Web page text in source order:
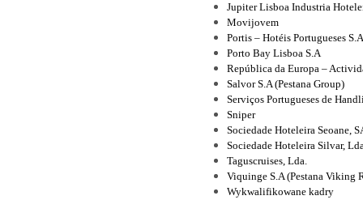
Jupiter Lisboa Industria
Movijovem
Portis – Hotéis Portugueses S.A
Porto Bay Lisboa S.A
República da Europa –
Salvor S.A (Pestana Group)
Serviços Portugueses de
Sniper
Sociedade Hoteleira Seoane,
Sociedade Hoteleira Silvar,
Taguscruises, Lda.
Viquinge S.A (Pestana Viking
Wykwalifikowane kadry